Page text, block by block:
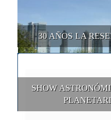
30 AÑOS LA
SHOW